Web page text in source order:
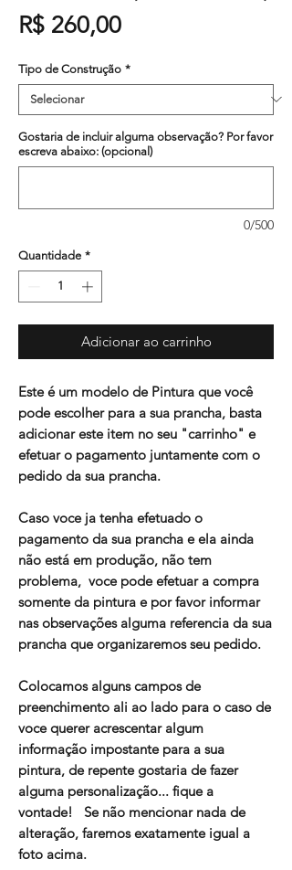
R$ 260,00Preço
Tipo de Construção *
Gostaria de incluir alguma observação? Por favor
escreva abaixo: (opcional)
0/500
Quantidade *
Adicionar ao carrinho
Este é um modelo de Pintura que você
pode escolher para a sua prancha, basta
adicionar este item no seu "carrinho" e
efetuar o pagamento juntamente com o
pedido da sua prancha.
Caso voce ja tenha efetuado o
pagamento da sua prancha e ela ainda
não está em produção, não tem
problema, voce pode efetuar a compra
somente da pintura e por favor informar
nas observações alguma referencia da sua
prancha que organizaremos seu pedido.
Colocamos alguns campos de
preenchimento ali ao lado para o caso de
voce querer acrescentar algum
informação impostante para a sua
pintura, de repente gostaria de fazer
alguma personalização... fique a
vontade! Se não mencionar nada de
alteração, faremos exatamente igual a
foto acima.